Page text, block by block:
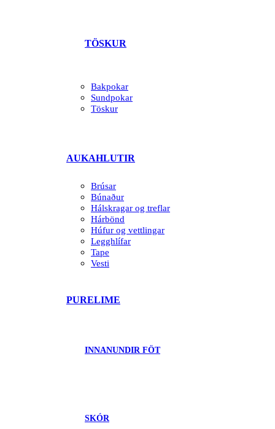
TÖSKUR
Bakpokar
Sundpokar
Töskur
AUKAHLUTIR
Brúsar
Búnaður
Hálskragar og treflar
Hárbönd
Húfur og vettlingar
Legghlífar
Tape
Vesti
PURELIME
INNANUNDIR FÖT
SKÓR